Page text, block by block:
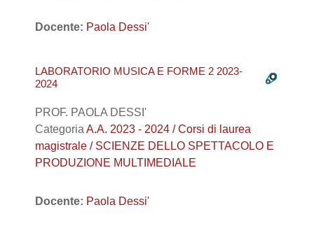
Docente: Paola Dessi'
LABORATORIO MUSICA E FORME 2 2023-
2024
PROF. PAOLA DESSI'
Categoria A.A. 2023 - 2024 / Corsi di laurea
magistrale / SCIENZE DELLO SPETTACOLO E
PRODUZIONE MULTIMEDIALE
Docente: Paola Dessi'